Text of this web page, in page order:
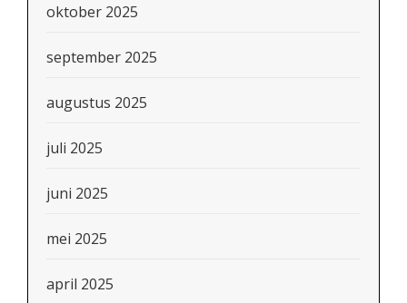
oktober 2025
september 2025
augustus 2025
juli 2025
juni 2025
mei 2025
april 2025